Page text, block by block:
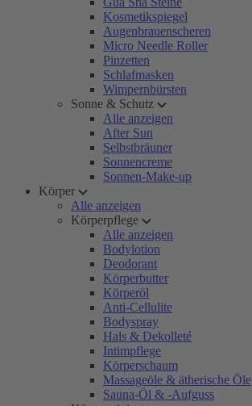
Kosmetikspiegel
Augenbrauenscheren
Micro Needle Roller
Pinzetten
Schlafmasken
Wimpernbürsten
Sonne & Schutz
Alle anzeigen
After Sun
Selbstbräuner
Sonnencreme
Sonnen-Make-up
Körper
Alle anzeigen
Körperpflege
Alle anzeigen
Bodylotion
Deodorant
Körperbutter
Körperöl
Anti-Cellulite
Bodyspray
Hals & Dekolleté
Intimpflege
Körperschaum
Massageöle & ätherische Öle
Sauna-Öl & -Aufguss